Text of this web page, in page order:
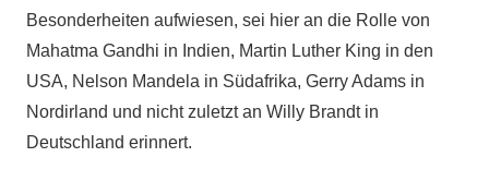
Besonderheiten aufwiesen, sei hier an die Rolle von
Mahatma Gandhi in Indien, Martin Luther King in den
USA, Nelson Mandela in Südafrika, Gerry Adams in
Nordirland und nicht zuletzt an Willy Brandt in
Deutschland erinnert.